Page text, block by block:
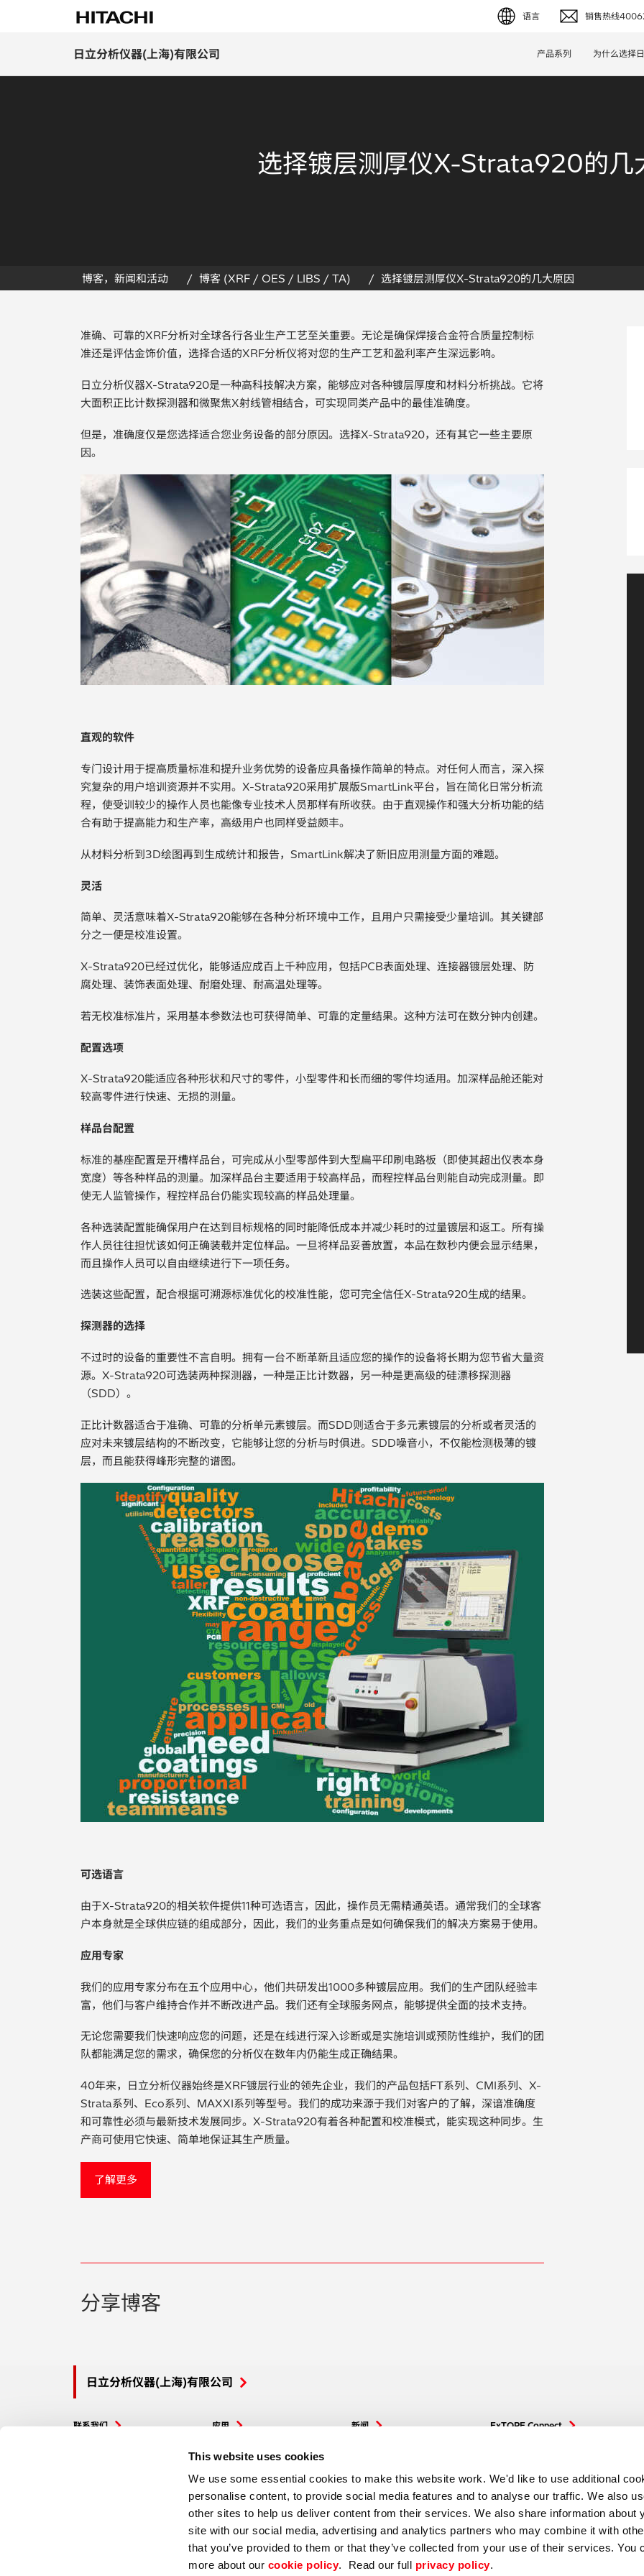
This website uses cookies
We use some essential cookies to make this website work. We'd like to use additional
personalise content, to provide social media features and to analyse our traffic. We also
other sites to help us deliver content from their services. We also share information about
site with our social media, advertising and analytics partners who may combine it with
that you’ve provided to them or that they’ve collected from your use of their services. You
more about our cookie policy. Read our full privacy policy.
语言
English (EN)
销售热线
日立分析仪器(上海)有限公司 产品系列 为什么选择
选择镀层测厚仪X-Strata920的几
博客，新闻和活动 博客 (XRF / OES / LIBS / TA) 选择镀层测厚仪X-Strata920的几大原因
准确、可靠的XRF分析对全球各行各业生产工艺至关重要。无论是确保焊接合金符合质量控制标
准还是评估金饰价值，选择合适的XRF分析仪将对您的生产工艺和盈利率产生深远影响。
日立分析仪器X-Strata920是一种高科技解决方案，能够应对各种镀层厚度和材料分析挑战。它将
大面积正比计数探测器和微聚焦X射线管相结合，可实现同类产品中的最佳准确度。
但是，准确度仅是您选择适合您业务设备的部分原因。选择X-Strata920，还有其它一些主要原
因。
直观的软件
专门设计用于提高质量标准和提升业务优势的设备应具备操作简单的特点。对任何人而言，深入探
究复杂的用户培训资源并不实用。X-Strata920采用扩展版SmartLink平台，旨在简化日常分析流
程，使受训较少的操作人员也能像专业技术人员那样有所收获。由于直观操作和强大分析功能的结
合有助于提高能力和生产率，高级用户也同样受益颇丰。
从材料分析到3D绘图再到生成统计和报告，SmartLink解决了新旧应用测量方面的难题。
灵活
简单、灵活意味着X-Strata920能够在各种分析环境中工作，且用户只需接受少量培训。其关键部
分之一便是校准设置。
X-Strata920已经过优化，能够适应成百上千种应用，包括PCB表面处理、连接器镀层处理、防
腐处理、装饰表面处理、耐磨处理、耐高温处理等。
若无校准标准片，采用基本参数法也可获得简单、可靠的定量结果。这种方法可在数分钟内创建。
配置选项
X-Strata920能适应各种形状和尺寸的零件，小型零件和长而细的零件均适用。加深样品舱还能对
较高零件进行快速、无损的测量。
样品台配置
标准的基座配置是开槽样品台，可完成从小型零部件到大型扁平印刷电路板（即使其超出仪表本身
宽度）等各种样品的测量。加深样品台主要适用于较高样品，而程控样品台则能自动完成测量。即
使无人监管操作，程控样品台仍能实现较高的样品处理量。
各种选装配置能确保用户在达到目标规格的同时能降低成本并减少耗时的过量镀层和返工。所有操
作人员往往担忧该如何正确装载并定位样品。一旦将样品妥善放置，本品在数秒内便会显示结果，
而且操作人员可以自由继续进行下一项任务。
选装这些配置，配合根据可溯源标准优化的校准性能，您可完全信任X-Strata920生成的结果。
探测器的选择
不过时的设备的重要性不言自明。拥有一台不断革新且适应您的操作的设备将长期为您节省大量资
源。X-Strata920可选装两种探测器，一种是正比计数器，另一种是更高级的硅漂移探测器
（SDD）。
正比计数器适合于准确、可靠的分析单元素镀层。而SDD则适合于多元素镀层的分析或者灵活的
应对未来镀层结构的不断改变，它能够让您的分析与时俱进。SDD噪音小，不仅能检测极薄的镀
层，而且能获得峰形完整的谱图。
可选语言
由于X-Strata920的相关软件提供11种可选语言，因此，操作员无需精通英语。通常我们的全球客
户本身就是全球供应链的组成部分，因此，我们的业务重点是如何确保我们的解决方案易于使用。
应用专家
我们的应用专家分布在五个应用中心，他们共研发出1000多种镀层应用。我们的生产团队经验丰
富，他们与客户维持合作并不断改进产品。我们还有全球服务网点，能够提供全面的技术支持。
无论您需要我们快速响应您的问题，还是在线进行深入诊断或是实施培训或预防性维护，我们的团
队都能满足您的需求，确保您的分析仪在数年内仍能生成正确结果。
40年来，日立分析仪器始终是XRF镀层行业的领先企业，我们的产品包括FT系列、CMI系列、X-
Strata系列、Eco系列、MAXXI系列等型号。我们的成功来源于我们对客户的了解，深谙准确度
和可靠性必须与最新技术发展同步。X-Strata920有着各种配置和校准模式，能实现这种同步。生
产商可使用它快速、简单地保证其生产质量。
了解更多
分享博客
日立分析仪器(上海)有限公司
联系我们 应用
博客
活动
新闻
Distributor Extranet
ExTOPE Connect
Hitachi Global Website